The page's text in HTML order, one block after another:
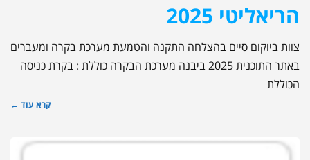
הריאליטי 2025
צוות ביוקום סיים בהצלחה התקנה והטמעת מערכת בקרה ומעברים
באתר התוכנית 2025 ביבנה מערכת הבקרה כוללת : בקרת כניסה
הכוללת
קרא עוד ←